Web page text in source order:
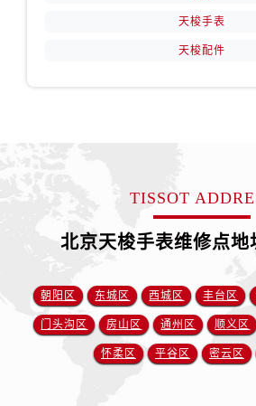
天梭手表
天梭配件
TISSOT
北京天梭手表维修点地
朝阳区 东城区 西城区 丰台区
门头沟区 房山区 通州区 顺义区
怀柔区 平谷区 密云区